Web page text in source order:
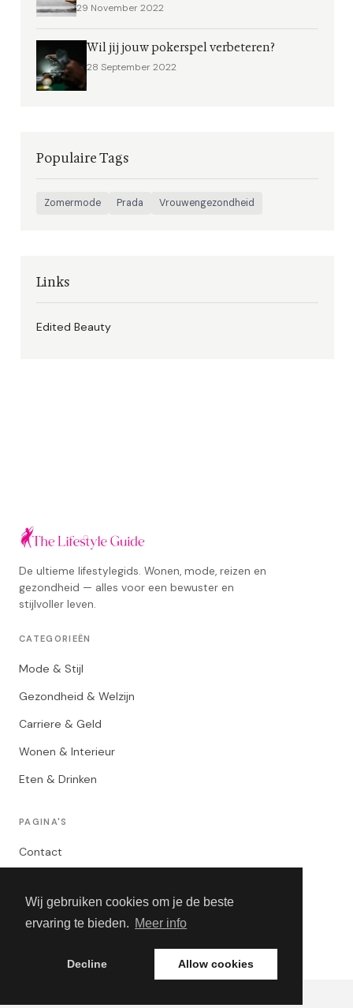
Wij gebruiken cookies om je de beste
ervaring te bieden. Meer info
Decline Allow cookies
29 November 2022
Wil jij jouw pokerspel verbeteren?
28 September 2022
Populaire Tags
Zomermode Prada Vrouwengezondheid
Links
Edited Beauty
De ultieme lifestylegids. Wonen, mode, reizen en
gezondheid — alles voor een bewuster en
stijlvoller leven.
CATEGORIEËN
Mode & Stijl
Gezondheid & Welzijn
Carriere & Geld
Wonen & Interieur
Eten & Drinken
PAGINA'S
Contact
Algemene Voorwaarden
Adverteren